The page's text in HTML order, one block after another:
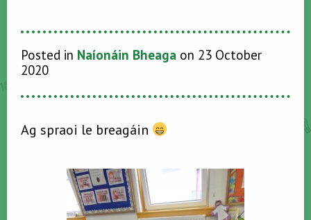
Posted in Naíonáin Bheaga on 23 October
2020
Ag spraoi le breagáin